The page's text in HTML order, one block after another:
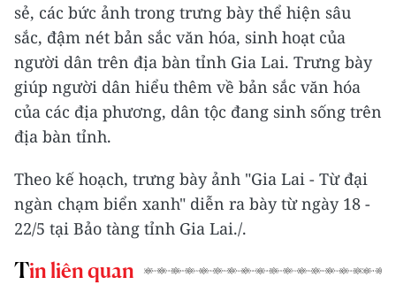
sẻ, các bức ảnh trong trưng bày thể hiện sâu
sắc, đậm nét bản sắc văn hóa, sinh hoạt của
người dân trên địa bàn tỉnh Gia Lai. Trưng bày
giúp người dân hiểu thêm về bản sắc văn hóa
của các địa phương, dân tộc đang sinh sống trên
địa bàn tỉnh.
Theo kế hoạch, trưng bày ảnh "Gia Lai - Từ đại
ngàn chạm biển xanh" diễn ra bày từ ngày 18 -
22/5 tại Bảo tàng tỉnh Gia Lai./.
Tin liên quan